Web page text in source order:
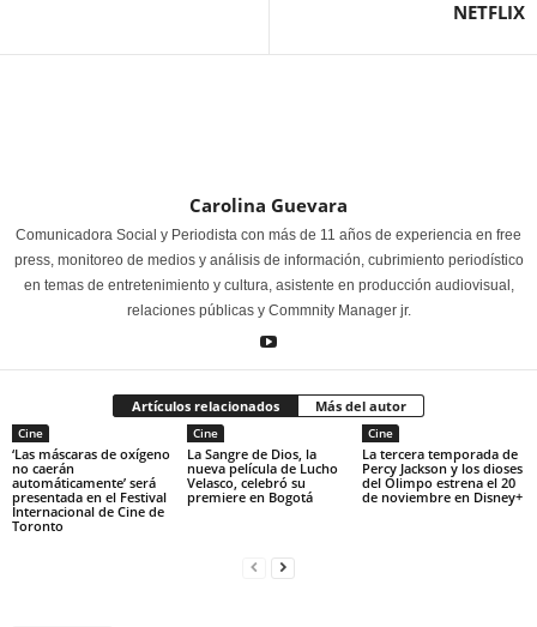
NETFLIX
Carolina Guevara
Comunicadora Social y Periodista con más de 11 años de experiencia en free
press, monitoreo de medios y análisis de información, cubrimiento periodístico
en temas de entretenimiento y cultura, asistente en producción audiovisual,
relaciones públicas y Commnity Manager jr.
Artículos relacionados Más del autor
Cine
‘Las máscaras de oxígeno
no caerán
automáticamente’ será
presentada en el Festival
Internacional de Cine de
Toronto
Cine
La Sangre de Dios, la
nueva película de Lucho
Velasco, celebró su
premiere en Bogotá
Cine
La tercera temporada de
Percy Jackson y los dioses
del Olimpo estrena el 20
de noviembre en Disney+